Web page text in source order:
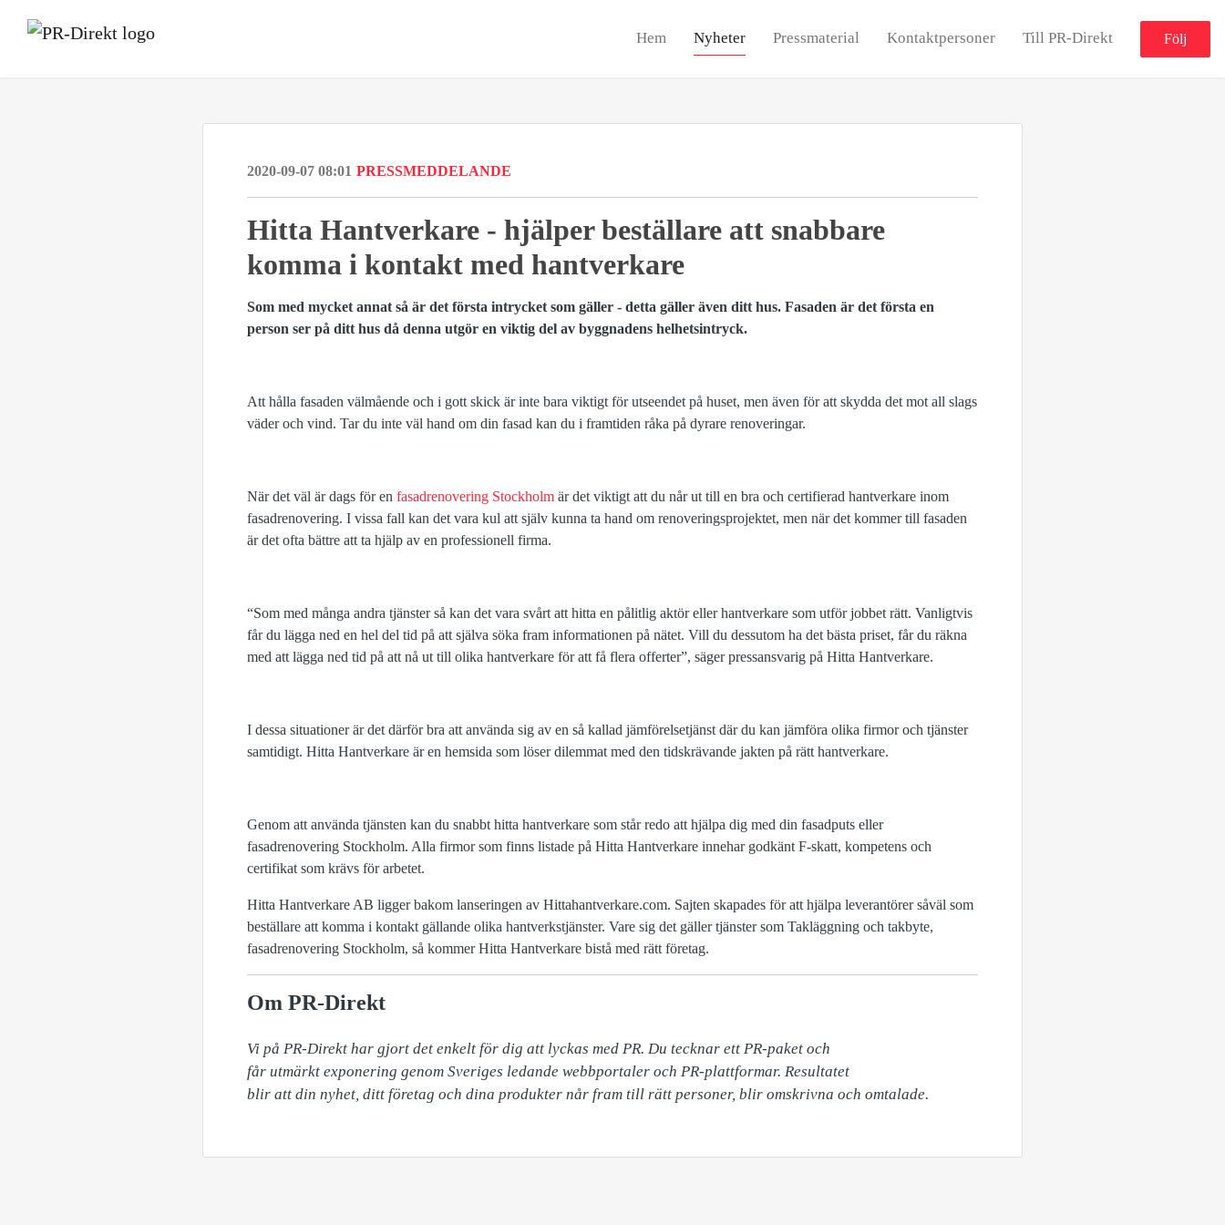
Hem Nyheter Pressmaterial Kontaktpersoner Till PR-Direkt Följ
2020-09-07 08:01 PRESSMEDDELANDE
Hitta Hantverkare - hjälper beställare att snabbare
komma i kontakt med hantverkare
Som med mycket annat så är det första intrycket som gäller - detta gäller även ditt hus. Fasaden är det första en
person ser på ditt hus då denna utgör en viktig del av byggnadens helhetsintryck.
Att hålla fasaden välmående och i gott skick är inte bara viktigt för utseendet på huset, men även för att skydda det mot all slags
väder och vind. Tar du inte väl hand om din fasad kan du i framtiden råka på dyrare renoveringar.
När det väl är dags för en fasadrenovering Stockholm är det viktigt att du når ut till en bra och certifierad hantverkare inom
fasadrenovering. I vissa fall kan det vara kul att själv kunna ta hand om renoveringsprojektet, men när det kommer till fasaden
är det ofta bättre att ta hjälp av en professionell firma.
“Som med många andra tjänster så kan det vara svårt att hitta en pålitlig aktör eller hantverkare som utför jobbet rätt. Vanligtvis
får du lägga ned en hel del tid på att själva söka fram informationen på nätet. Vill du dessutom ha det bästa priset, får du räkna
med att lägga ned tid på att nå ut till olika hantverkare för att få flera offerter”, säger pressansvarig på Hitta Hantverkare.
I dessa situationer är det därför bra att använda sig av en så kallad jämförelsetjänst där du kan jämföra olika firmor och tjänster
samtidigt. Hitta Hantverkare är en hemsida som löser dilemmat med den tidskrävande jakten på rätt hantverkare.
Genom att använda tjänsten kan du snabbt hitta hantverkare som står redo att hjälpa dig med din fasadputs eller
fasadrenovering Stockholm. Alla firmor som finns listade på Hitta Hantverkare innehar godkänt F-skatt, kompetens och
certifikat som krävs för arbetet.
Hitta Hantverkare AB ligger bakom lanseringen av Hittahantverkare.com. Sajten skapades för att hjälpa leverantörer såväl som
beställare att komma i kontakt gällande olika hantverkstjänster. Vare sig det gäller tjänster som Takläggning och takbyte,
fasadrenovering Stockholm, så kommer Hitta Hantverkare bistå med rätt företag.
Om PR-Direkt
Vi på PR-Direkt har gjort det enkelt för dig att lyckas med PR. Du tecknar ett PR-paket och
får utmärkt exponering genom Sveriges ledande webbportaler och PR-plattformar. Resultatet
blir att din nyhet, ditt företag och dina produkter når fram till rätt personer, blir omskrivna och omtalade.